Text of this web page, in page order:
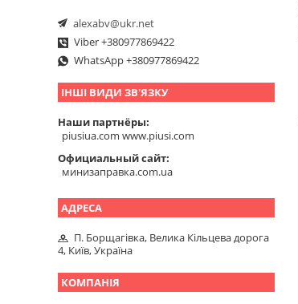
alexabv@ukr.net
Viber +380977869422
WhatsApp +380977869422
ІНШІ ВИДИ ЗВ'ЯЗКУ
Наши партнёры
piusiua.com www.piusi.com
Официальный сайт
минизаправка.com.ua
П. Борщагівка, Велика Кільцева дорога
4, Київ, Україна